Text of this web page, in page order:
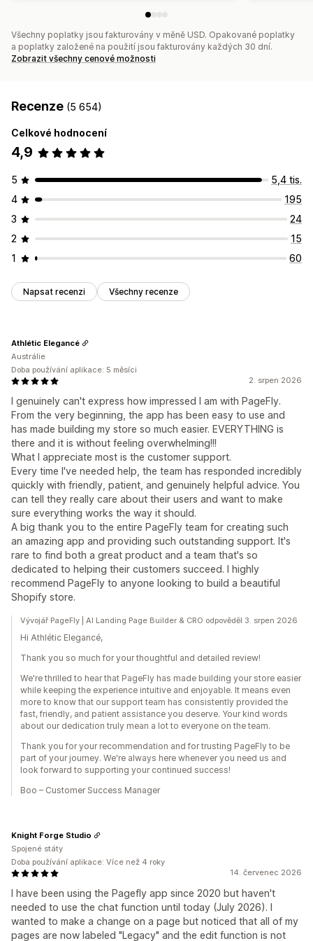
Všechny poplatky jsou fakturovány v měně USD. Opakované poplatky
a poplatky založené na použití jsou fakturovány každých 30 dní.
Zobrazit všechny cenové možnosti
Recenze (5 654)
Celkové hodnocení
4,9
5
5,4 tis.
4
195
3
24
2
15
1
60
Napsat recenzi Všechny recenze
2. srpen 2026
I genuinely can't express how impressed I am with PageFly.
From the very beginning, the app has been easy to use and
has made building my store so much easier. EVERYTHING is
there and it is without feeling overwhelming!!!
What I appreciate most is the customer support.
Every time I've needed help, the team has responded incredibly
quickly with friendly, patient, and genuinely helpful advice. You
can tell they really care about their users and want to make
sure everything works the way it should.
A big thank you to the entire PageFly team for creating such
an amazing app and providing such outstanding support. It's
rare to find both a great product and a team that's so
dedicated to helping their customers succeed. I highly
recommend PageFly to anyone looking to build a beautiful
Shopify store.
Athlétic Elegancé
Austrálie
Doba používání aplikace: 5 měsíci
Vývojář PageFly | AI Landing Page Builder & CRO odpověděl 3. srpen 2026
Hi Athlétic Elegancé,
Thank you so much for your thoughtful and detailed review!
We're thrilled to hear that PageFly has made building your store easier
while keeping the experience intuitive and enjoyable. It means even
more to know that our support team has consistently provided the
fast, friendly, and patient assistance you deserve. Your kind words
about our dedication truly mean a lot to everyone on the team.
Thank you for your recommendation and for trusting PageFly to be
part of your journey. We're always here whenever you need us and
look forward to supporting your continued success!
Boo – Customer Success Manager
14. červenec 2026
I have been using the Pagefly app since 2020 but haven't
needed to use the chat function until today (July 2026). I
wanted to make a change on a page but noticed that all of my
pages are now labeled "Legacy" and the edit function is not
Knight Forge Studio
Spojené státy
Doba používání aplikace: Více než 4 roky